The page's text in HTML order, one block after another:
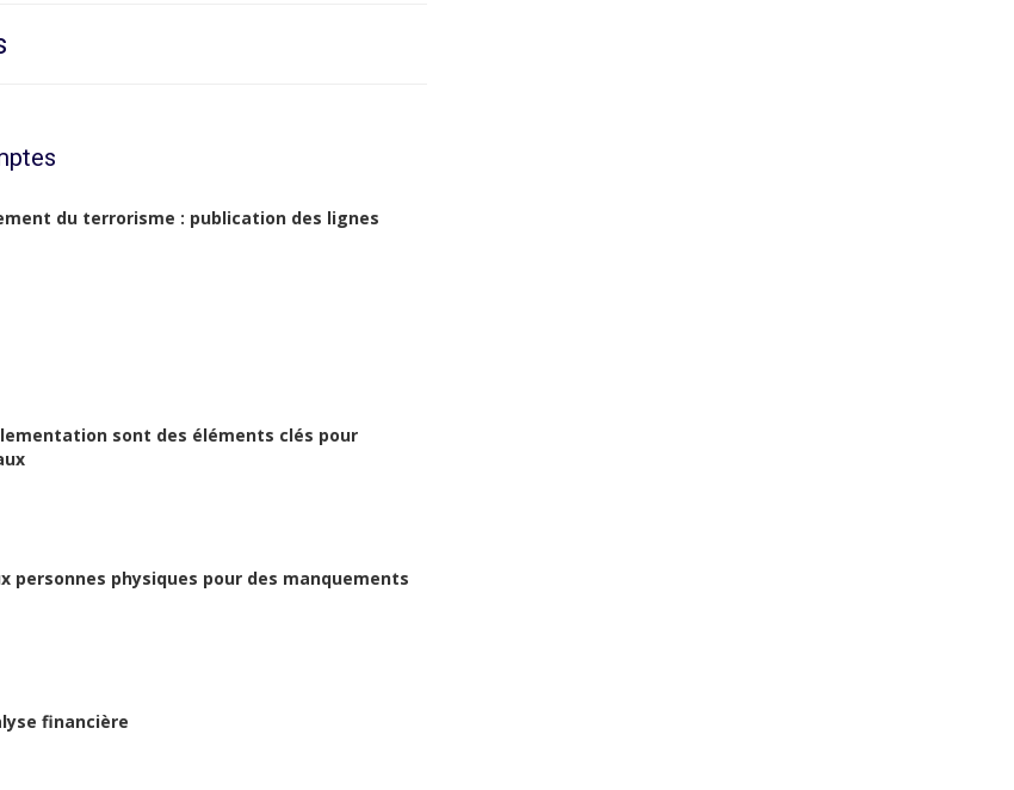
du terrorisme : publication des lignes
sont des éléments clés pour
personnes physiques pour des manquements
financière